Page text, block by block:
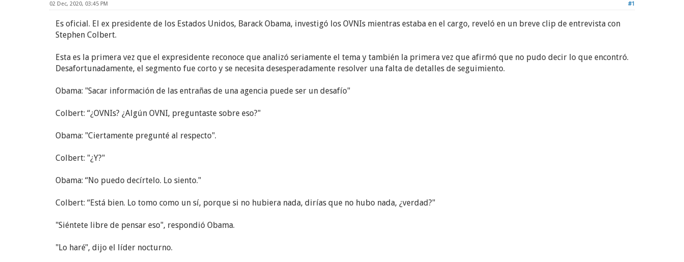
#1
02 Dec, 2020, 03:45 PM
Es oficial. El ex presidente de los Estados Unidos, Barack Obama, investigó los OVNIs mientras estaba en el cargo, reveló en un breve clip de entrevista con
Stephen Colbert.
Esta es la primera vez que el expresidente reconoce que analizó seriamente el tema y también la primera vez que afirmó que no pudo decir lo que encontró.
Desafortunadamente, el segmento fue corto y se necesita desesperadamente resolver una falta de detalles de seguimiento.
Obama: "Sacar información de las entrañas de una agencia puede ser un desafío"
Colbert: “¿OVNIs? ¿Algún OVNI, preguntaste sobre eso?"
Obama: "Ciertamente pregunté al respecto".
Colbert: "¿Y?"
Obama: “No puedo decírtelo. Lo siento."
Colbert: “Está bien. Lo tomo como un sí, porque si no hubiera nada, dirías que no hubo nada, ¿verdad?"
"Siéntete libre de pensar eso", respondió Obama.
"Lo haré", dijo el líder nocturno.